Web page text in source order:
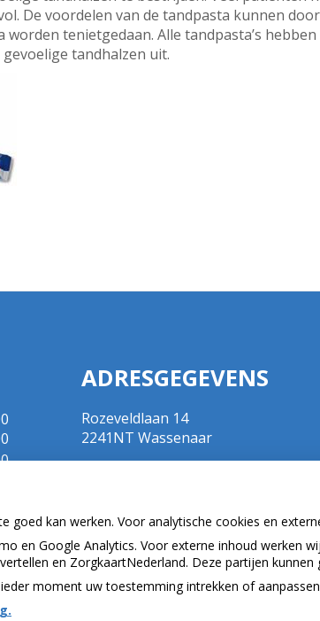
De voordelen van de tandpasta kunnen
tenietgedaan. Alle tandpasta’s
tandhalzen uit.
ADRESGEGEVENS
Rozeveldlaan 14
2241NT Wassenaar
Tel:070 - 5111792
BIG-nummer ; 09020533702
goed kan werken. Voor analytische cookies en
en Google Analytics. Voor externe inhoud werken
en ZorgkaartNederland. Deze partijen kunnen
moment uw toestemming intrekken of